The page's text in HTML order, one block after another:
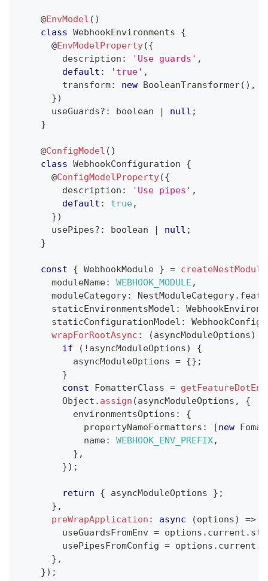
@EnvModel ( )
class WebhookEnvironments
{
@EnvModelProperty({
        description
: 'Use guards' ,
default : 'true' ,
        transform
: new BooleanTransformer( ) ,
})
      useGuards
? : boolean | null ;
}
@ConfigModel ( )
class WebhookConfiguration
{
@ConfigModelProperty({
        description
: 'Use pipes' ,
default : true,
})
      usePipes
? : boolean | null ;
}
const { WebhookModule } = createNestModule
      moduleName
: WEBHOOK_MODULE ,
      moduleCategory
: NestModuleCategory.
      staticEnvironmentsModel
:
      staticConfigurationModel
:
wrapForRootAsync : (asyncModuleOptions)
if
( ! asyncModuleOptions)
{
          asyncModuleOptions
= {} ;
}
const FomatterClass =
        Object
. assign (asyncModuleOptions ,
{
          environmentsOptions
:
{
            propertyNameFormatters
: [new
            name
: WEBHOOK_ENV_PREFIX,
} ,
}) ;
return { asyncModuleOptions } ;
} ,
preWrapApplication : async (options) =>
        useGuardsFromEnv
= options . current .
        usePipesFromConfig
= options . current .
} ,
}) ;